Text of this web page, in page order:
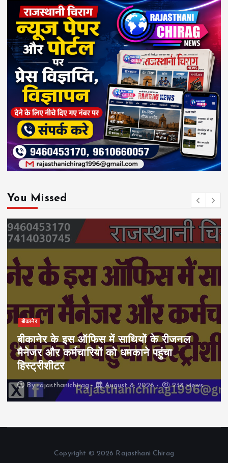
You Missed
बीकानेर
बीकानेर के इस ऑफिस में साथियों के रीजनल
मैनेजर और कर्मचारियों को धमकाने पहुंचा
हिस्ट्रीशीटर
Byrajasthanichirag August 8, 2026 238 views
Copyright © 2026 Rajasthani Chirag